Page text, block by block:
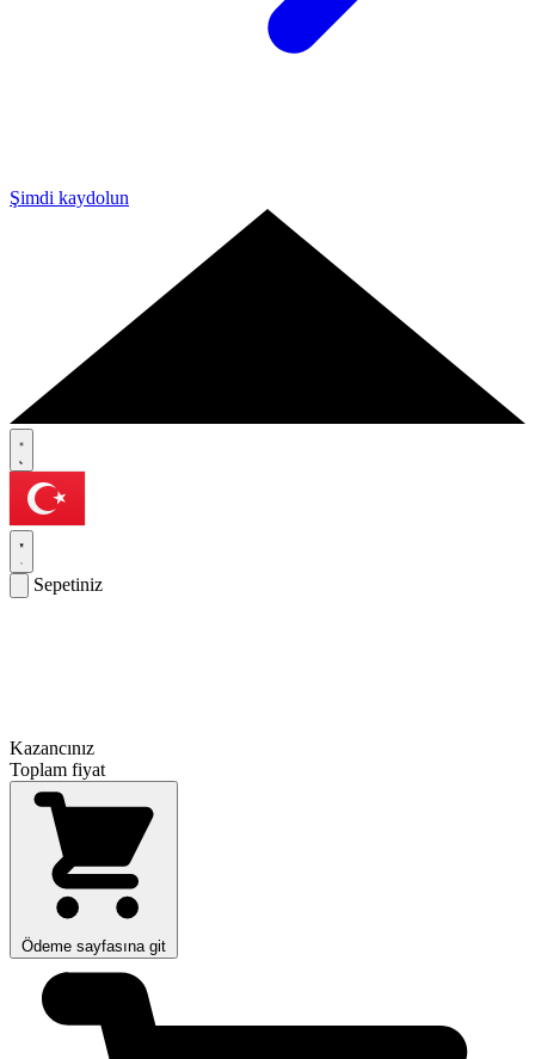
Şimdi kaydolun
Sepetiniz
Kazancınız
Toplam fiyat
Ödeme sayfasına git